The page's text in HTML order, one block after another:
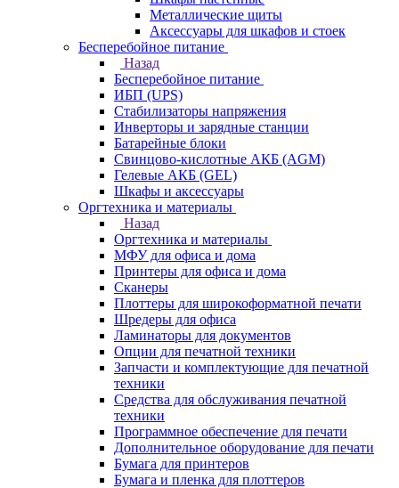
Металлические щиты
Аксессуары для шкафов и стоек
Бесперебойное питание
Назад
Бесперебойное питание
ИБП (UPS)
Стабилизаторы напряжения
Инверторы и зарядные станции
Батарейные блоки
Свинцово-кислотные АКБ (AGM)
Гелевые АКБ (GEL)
Шкафы и аксессуары
Оргтехника и материалы
Назад
Оргтехника и материалы
МФУ для офиса и дома
Принтеры для офиса и дома
Сканеры
Плоттеры для широкоформатной печати
Шредеры для офиса
Ламинаторы для документов
Опции для печатной техники
Запчасти и комплектующие для печатной
техники
Средства для обслуживания печатной
техники
Программное обеспечение для печати
Дополнительное оборудование для печати
Бумага для принтеров
Бумага и пленка для плоттеров